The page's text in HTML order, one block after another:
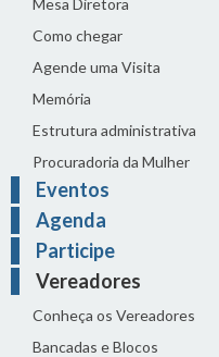
Mesa Diretora
Como chegar
Agende uma Visita
Memória
Estrutura administrativa
Procuradoria da Mulher
Eventos
Agenda
Participe
Vereadores
Conheça os Vereadores
Bancadas e Blocos